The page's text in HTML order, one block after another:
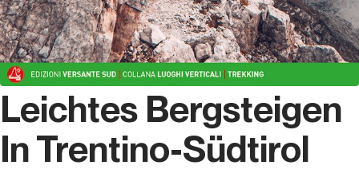
Leichtes Bergsteigen
In Trentino-Südtirol